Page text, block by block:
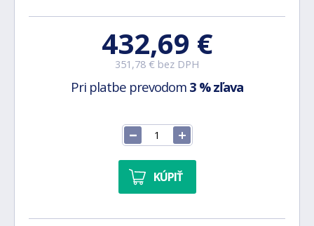
432,69 €
351,78 € bez DPH
Pri platbe prevodom 3 % zľava
KÚPIŤ